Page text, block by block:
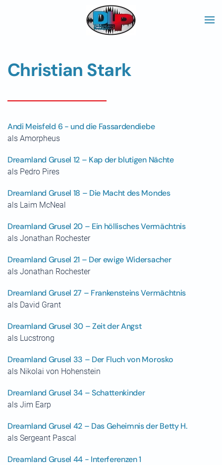
Skip to main content
Christian Stark
Andi Meisfeld 6 - und die Fassardendiebe
als Amorpheus
Dreamland Grusel 12 – Kap der blutigen Nächte
als Pedro Pires
Dreamland Grusel 18 – Die Macht des Mondes
als Laim McNeal
Dreamland Grusel 20 – Ein höllisches Vermächtnis
als Jonathan Rochester
Dreamland Grusel 21 – Der ewige Widersacher
als Jonathan Rochester
Dreamland Grusel 27 – Frankensteins Vermächtnis
als David Grant
Dreamland Grusel 30 – Zeit der Angst
als Lucstrong
Dreamland Grusel 33 – Der Fluch von Morosko
als Nikolai von Hohenstein
Dreamland Grusel 34 – Schattenkinder
als Jim Earp
Dreamland Grusel 42 – Das Geheimnis der Betty H.
als Sergeant Pascal
Dreamland Grusel 44 - Interferenzen 1